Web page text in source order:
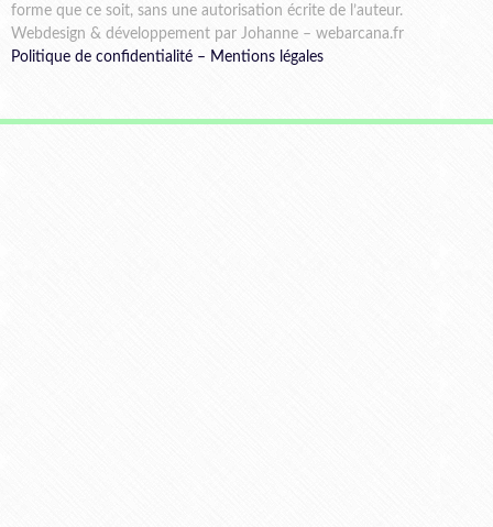
forme que ce soit, sans une autorisation écrite de l’auteur.
Webdesign & développement par Johanne – webarcana.fr
Politique de confidentialité – Mentions légales